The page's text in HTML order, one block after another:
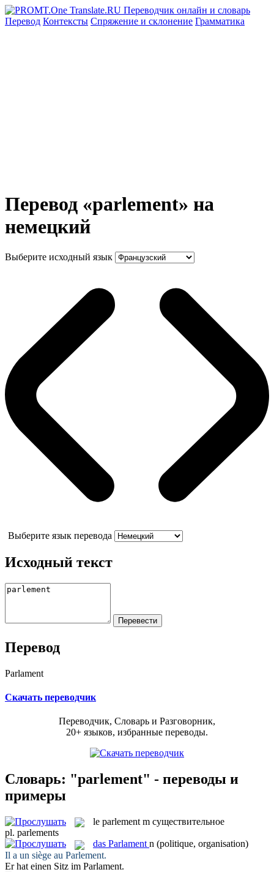
Перевод Контексты Спряжение и склонение Грамматика
Перевод «parlement» на
немецкий
Выберите исходный язык
Выберите язык перевода
Исходный текст
Перевод
Parlament
Скачать переводчик
Переводчик, Словарь и Разговорник,
20+ языков, избранные переводы.
Словарь: "parlement" - переводы и
примеры
le parlement m существительное
pl. parlements
das Parlament n (politique, organisation)
Il a un siège au Parlement.
Er hat einen Sitz im Parlament.